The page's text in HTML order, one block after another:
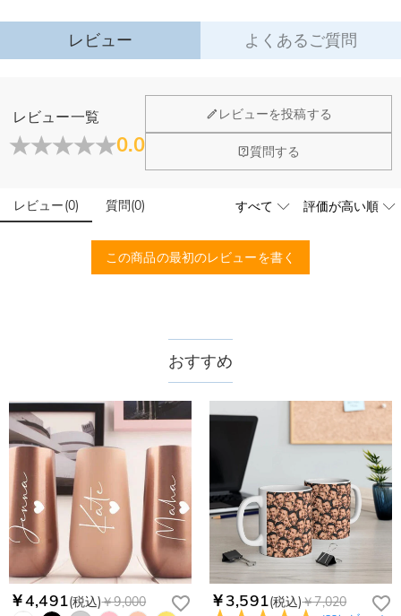
レビュー よくあるご質問
レビュー一覧
0.0
レビューを投稿する
質問する
レビュー(0) 質問(0)
この商品の最初のレビューを書く
ホーム＆雑貨
大量注文の制作は承っておりますか？
はい、対応可能です。ご希望の数量、デザイン、文字内容、ご
いたします。お気軽にお問い合わせください。
ードする画像に要求や制限等はありますか？
商品のベスト効果のために、お写真を選ぶ際に可能な限り最高
配送＆返品について
無料となります。（一部離島や遠方へご発送の場合、中継料が
納期=製作作業時間+配送時間 受注製作品のため、ご入金を確
認してから制作となります。大量生産品ではなく、一つ一つ手
でお作りしており、予定作業時間は商品ページに記載しており
ます。そしてご購入の際にお選び頂いた「配送方法」の選択に
よって、お届け日数が異なります。詳細は
までご
確認ください。.
商品に納品書などの明細書は同梱されますか？
ません。領収書発行をご希望の場合は、ご注文明細をメールに
てご確認ください。
商品を海外へ直接発送することは可能でしょうか。
はい、対応可能です。海外配送をご希望の場合は、カスタマー
サポートまで詳しい海外配送先情報をお送りください。配送先
の国・地域によって送料が異なります。また、海外配送の際は
受取人様に関税が発生する場合がございます。
返品・交換はできますか？
お客様が商品受け取り後、60日以内の未使用品の返品は可能で
す。受注生産品のため、返品は50%の返品手数料(材料費)が発
生致します。詳細は
キャンセル/返品についてまでご確認くだ
さい。.
注文＆支払いについて
注文後に注文の内容を変更できますか？
もし注文確認メールをご確認後、注文内容に間違いでもありま
したら、至急カスタマーサポート【Eメール：
service@drawelry.jp】までご連絡ください。ご連絡頂く時に注
文番号もお送りください。
Drawelryからのメールが届きません。
Drawelryからのメールが届いていない場合、次の可能性が考え
支払方法は何がありますか？
おすすめ
￥4,491(税込)￥9,000 ￥3,591(税込)￥7,020